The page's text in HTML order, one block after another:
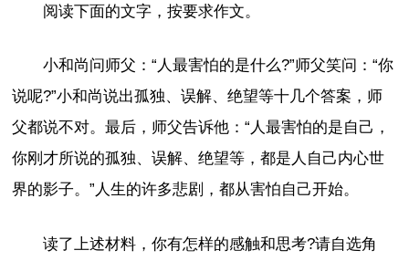
阅读下面的文字，按要求作文。
小和尚问师父：“人最害怕的是什么?”师父笑问：“你
说呢?”小和尚说出孤独、误解、绝望等十几个答案，师
父都说不对。最后，师父告诉他：“人最害怕的是自己，
你刚才所说的孤独、误解、绝望等，都是人自己内心世
界的影子。”人生的许多悲剧，都从害怕自己开始。
读了上述材料，你有怎样的感触和思考?请自选角